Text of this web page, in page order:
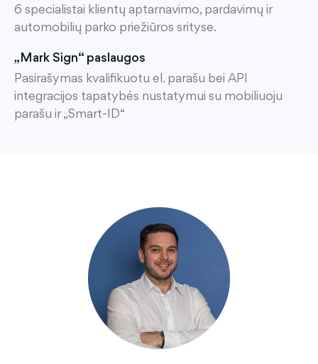
6 specialistai klientų aptarnavimo, pardavimų ir
automobilių parko priežiūros srityse.
„Mark Sign“ paslaugos
Pasirašymas kvalifikuotu el. parašu bei API
integracijos tapatybės nustatymui su mobiliuoju
parašu ir „Smart-ID“